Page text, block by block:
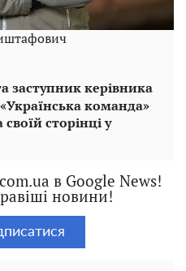
заступник керівника
команда»
сторінці у
в Google News!
новини!